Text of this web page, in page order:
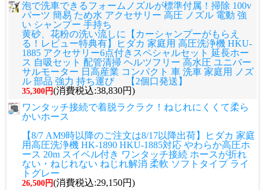
泡で洗車できるフォームノズルが標準付属！掃除 100v
パーツ 簡易 ため水 アクセサリー 高圧 ノズル 電動 強
い シャンプー 手持ち
黄砂、花粉の洗い流しに
【カーシャンプーがもらえ
る！レビュー特典有】ヒダカ 家庭用 高圧洗浄機 HKU-
1885 アクセサリー6点付きスペシャルセット 延長ホー
ス 自吸セット 配管清掃 ヘルツフリー 高水圧 ユニバー
サルモーター 日高産業 コンパクト 車 洗車 家庭用 ノズ
ル 部品 強力 持ち運び 【2個口発送】
35,300円(消費税込:38,830円)
ワンタッチ接続で着脱ラクラク！ねじれにくくて柔ら
かいホース
【8/7 AM9時以降のご注文は8/17以降出荷】ヒダカ 家庭
用高圧洗浄機 HK-1890 HKU-1885対応 やわらか高圧ホ
ース 20m スイベル付き ワンタッチ接続 ホースが折れ
ない・ねじれない ねじれ解消 柔軟 ソフトタイプ ライ
トグレー
26,500円(消費税込:29,150円)